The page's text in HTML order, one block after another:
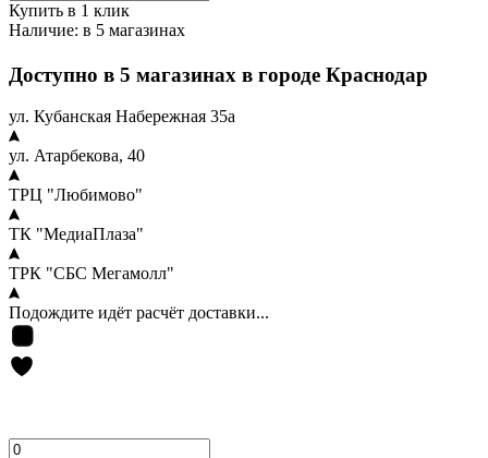
Купить в 1 клик
Наличие: в 5 магазинах
Доступно в 5 магазинах в городе Краснодар
ул. Кубанская Набережная 35а
ул. Атарбекова, 40
ТРЦ "Любимово"
ТК "МедиаПлаза"
ТРК "СБС Мегамолл"
Подождите идёт расчёт доставки...